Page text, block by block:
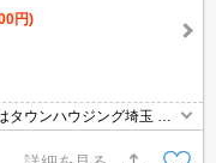
円)
ウンハウジング埼玉 所